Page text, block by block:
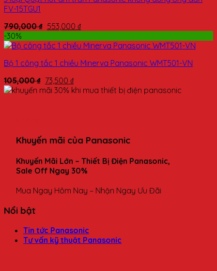
FV-15TGU1
790,000₫ 553,000 ₫
-30%
Bộ 1 công tắc 1 chiều Minerva Panasonic WMT501-VN
105,000₫ 73,500 ₫
Khuyến mãi của Panasonic
Khuyến Mãi Lớn – Thiết Bị Điện Panasonic,
Sale Off Ngay 30%
Mua Ngay Hôm Nay – Nhận Ngay Ưu Đãi
Nổi bật
Tin tức Panasonic
Tư vấn kỹ thuật Panasonic